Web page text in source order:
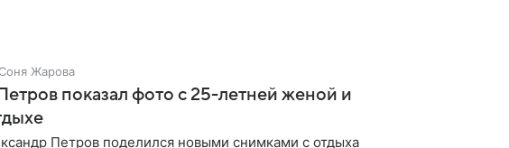
Соня Жарова
показал фото с 25-летней женой и
Петров поделился новыми снимками с отдыха